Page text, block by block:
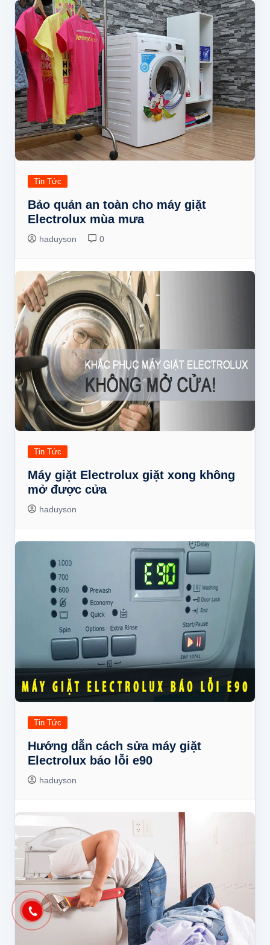
Tin Tức
Bảo quản an toàn cho máy giặt
Electrolux mùa mưa
haduyson 0
Tin Tức
Máy giặt Electrolux giặt xong không
mở được cửa
haduyson
Tin Tức
Hướng dẫn cách sửa máy giặt
Electrolux báo lỗi e90
haduyson